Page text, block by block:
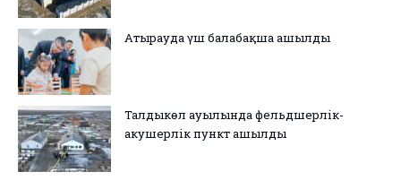
Атырауда үш балабақша ашылды
Талдыкөл ауылында фельдшерлік-
акушерлік пункт ашылды